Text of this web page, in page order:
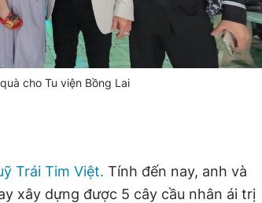
cho Tu viện Bồng Lai
Trái Tim Việt. Tính đến nay, anh và
xây dựng được 5 cây cầu nhân ái trị